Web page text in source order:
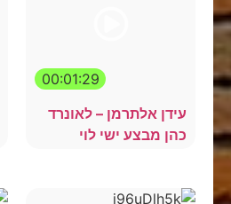
00:01:29
עידן אלתרמן – לאונרד
כהן מבצע ישי לוי